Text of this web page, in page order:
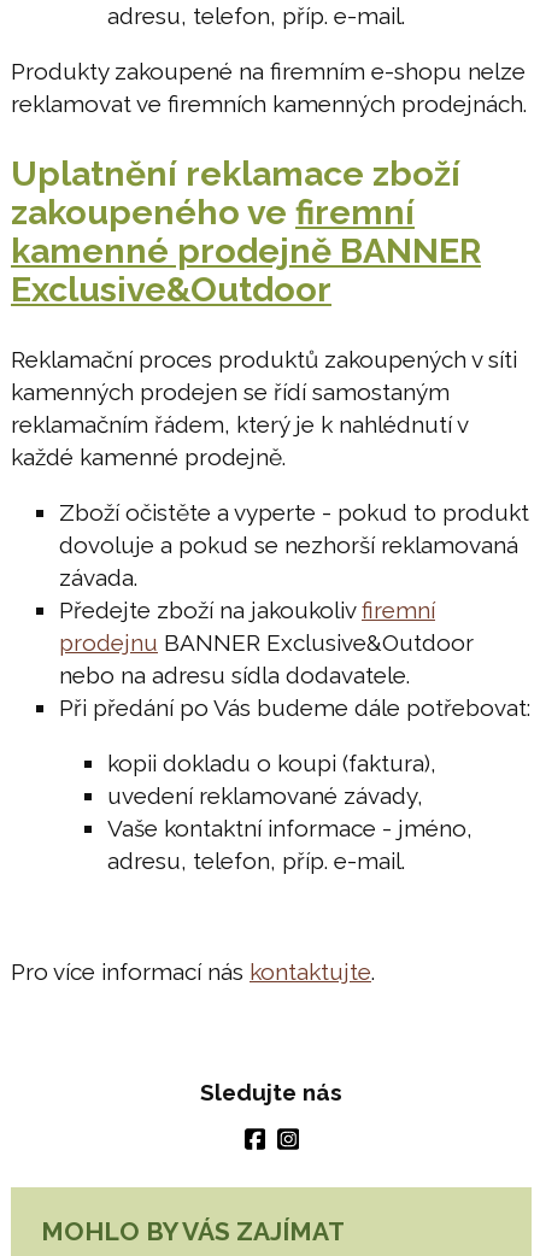
Sledujte nás
adresu, telefon, příp. e-mail.
Produkty zakoupené na firemním e-shopu nelze
reklamovat ve firemních kamenných prodejnách.
Uplatnění reklamace zboží
zakoupeného ve firemní
kamenné prodejně BANNER
Exclusive&Outdoor
Reklamační proces produktů zakoupených v síti
kamenných prodejen se řídí samostaným
reklamačním řádem, který je k nahlédnutí v
každé kamenné prodejně.
Zboží očistěte a vyperte - pokud to produkt
dovoluje a pokud se nezhorší reklamovaná
závada.
Předejte zboží na jakoukolivfiremní
prodejnu BANNER Exclusive&Outdoor
nebo na adresu sídla dodavatele.
Při předání po Vás budeme dále potřebovat:
kopii dokladu o koupi (faktura),
uvedení reklamované závady,
Vaše kontaktní informace - jméno,
adresu, telefon, příp. e-mail.
Pro více informací nás kontaktujte.
MOHLO BY VÁS ZAJÍMAT